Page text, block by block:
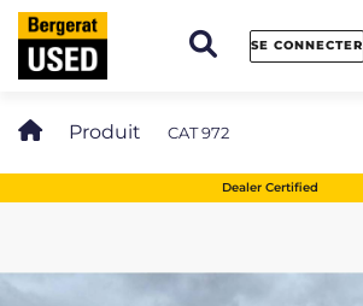
SE CONNECTER
Produit CAT 972
Dealer Certified
Panneau de gestion des cookies